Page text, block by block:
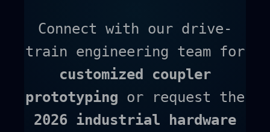
Connect with our drive-
train engineering team for
customized coupler
prototyping or request the
2026 industrial hardware